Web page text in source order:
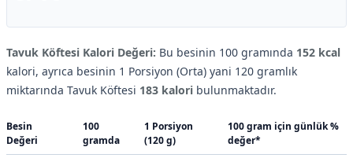
Tavuk Köftesi Kalori Değeri: Bu besinin 100 gramında 152 kcal
kalori, ayrıca besinin 1 Porsiyon (Orta) yani 120 gramlık
miktarında Tavuk Köftesi 183 kalori bulunmaktadır.
Besin
Değeri
100
gramda
1 Porsiyon
(120 g)
100 gram için günlük %
değer*